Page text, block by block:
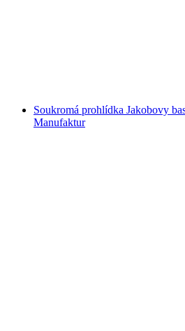
Soukromá prohlídka Jakobovy
Manufaktur